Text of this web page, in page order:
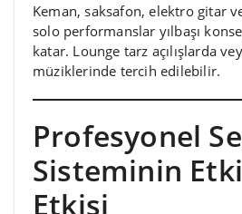
Keman, saksafon, elektro gitar
solo performanslar yılbaşı
katar. Lounge tarz açılışlarda
müziklerinde tercih edilebilir.
Profesyonel
Sisteminin
Etkisi